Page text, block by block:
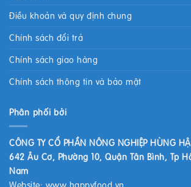
Điều khoản và quy định chung
Chính sách đổi trả
Chính sách giao hàng
Chính sách thông tin và bảo mật
Phân phối bởi
CÔNG TY CỔ PHẦN NÔNG NGHIỆP HÙNG
642 Âu Cơ, Phường 10, Quận Tân Bình, Tp
Nam